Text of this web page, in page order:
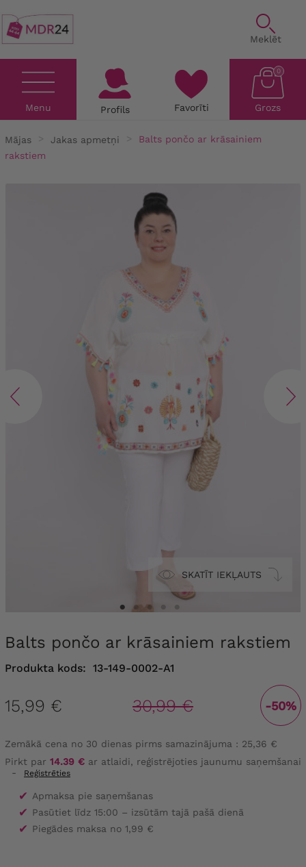
Meklēt
Menu Profils Favorīti Grozs
0
Mājas Jakas apmetņi
Balts pončo ar krāsainiem
rakstiem
SKATĪT IEKĻAUTS
Balts pončo ar krāsainiem rakstiem
Produkta kods: 13-149-0002-A1
15,99 € 30,99 € -50%
Zemākā cena no 30 dienas pirms samazinājuma : 25,36 €
Pirkt par 14.39 € ar atlaidi, reģistrējoties jaunumu saņemšanai
-
Reģistrēties
✔ Apmaksa pie saņemšanas
✔ Pasūtiet līdz 15:00 – izsūtām tajā pašā dienā
✔ Piegādes maksa no 1,99 €